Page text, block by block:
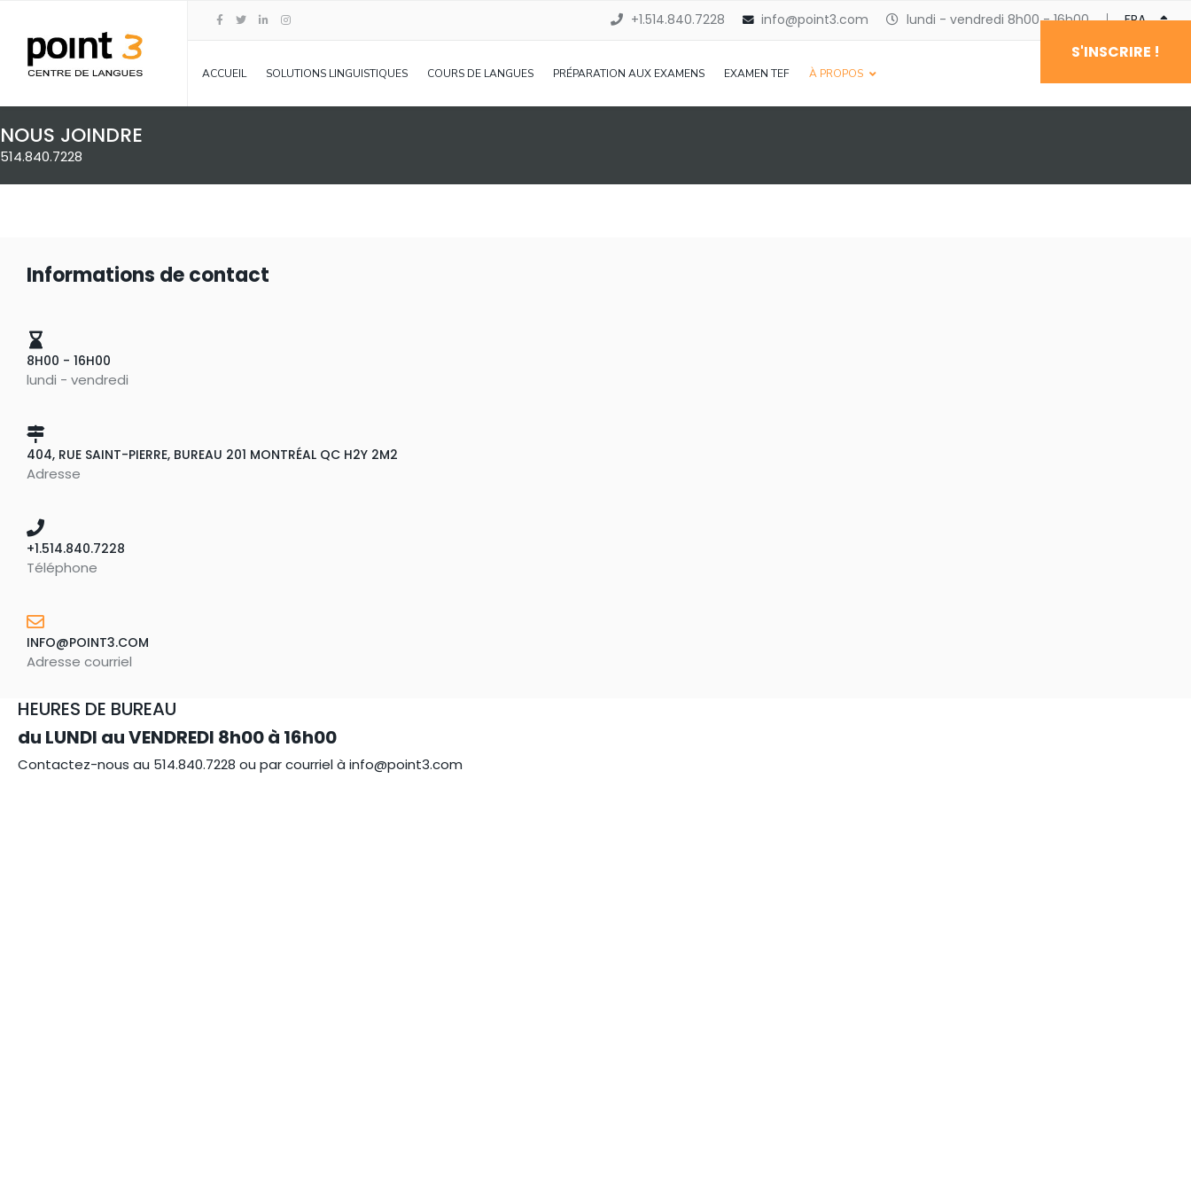
FRANÇAIS
+1.514.840.7228 info@point3.com lundi - vendredi 8h00 - 16h00
S'INSCRIRE !
ACCUEIL SOLUTIONS LINGUISTIQUES COURS DE LANGUES PRÉPARATION AUX EXAMENS EXAMEN TEF À PROPOS
NOUS JOINDRE
514.840.7228
Informations de contact
8H00 - 16H00
lundi - vendredi
404, RUE SAINT-PIERRE, BUREAU 201 MONTRÉAL QC H2Y 2M2
Adresse
+1.514.840.7228
Téléphone
INFO@POINT3.COM
Adresse courriel
HEURES DE BUREAU
du LUNDI au VENDREDI 8h00 à 16h00
Contactez-nous au 514.840.7228 ou par courriel à info@point3.com